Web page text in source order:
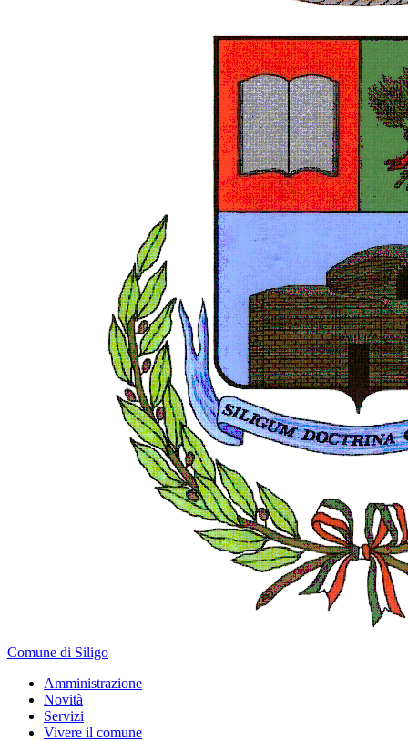
Comune di Siligo
Amministrazione
Novità
Servizi
Vivere il comune